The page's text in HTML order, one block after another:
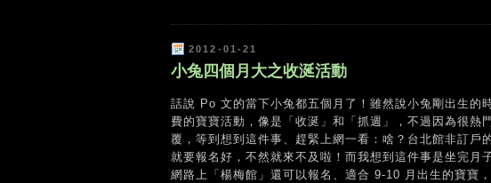
2012-01-21
小兔四個月大之收涎活動
話說 Po 文的當下小兔都五個月了！雖然說小兔剛出生的
費的寶寶活動，像是「收涎」和「抓週」，不過因為很熱
覆，等到想到這件事、趕緊上網一看：啥？台北館非訂戶
就要報名好，不然就來不及啦！而我想到這件事是坐完月
網路上「楊梅館」還可以報名、適合 9-10 月出生的寶寶